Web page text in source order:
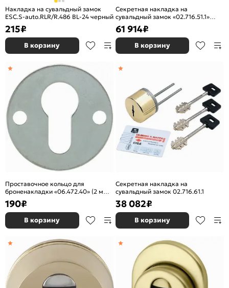
Накладка на сувальдный замок
ESC.S-auto.RLR/R.486 BL-24 черный
215₽
В корзину
Секретная накладка на
сувальдный замок «02.716.51.1»
Латунь
61 914₽
В корзину
Проставочное кольцо для
броненакладки «06.472.40» (2 мм)
Хром
190₽
В корзину
Секретная накладка на
сувальдный замок 02.716.61.1
38 082₽
В корзину